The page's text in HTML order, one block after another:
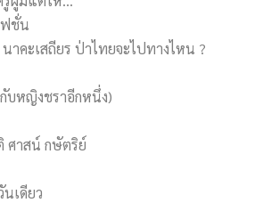
ฟชั่น
าคะเสถียร ป่าไทยจะไปทางไหน ?
บหญิงชราอีกหนึ่ง)
ศาสน์ กษัตริย์
เดียว